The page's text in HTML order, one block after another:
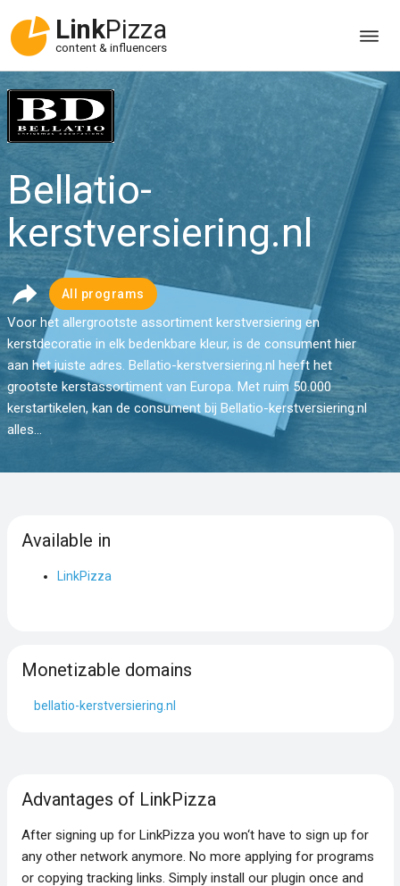
LinkPizza
content & influencers
Bellatio-
kerstversiering.nl
All programs
Voor het allergrootste assortiment kerstversiering en
kerstdecoratie in elk bedenkbare kleur, is de consument hier
aan het juiste adres. Bellatio-kerstversiering.nl heeft het
grootste kerstassortiment van Europa. Met ruim 50.000
kerstartikelen, kan de consument bij Bellatio-kerstversiering.nl
alles...
Available in
LinkPizza
Monetizable domains
bellatio-kerstversiering.nl
Advantages of LinkPizza
After signing up for LinkPizza you won‘t have to sign up for
any other network anymore. No more applying for programs
or copying tracking links. Simply install our plugin once and